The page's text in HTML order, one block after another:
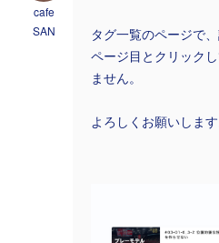
cafe
SAN
タグ一覧のページで
ページ目とクリック
ません。
よろしくお願いします